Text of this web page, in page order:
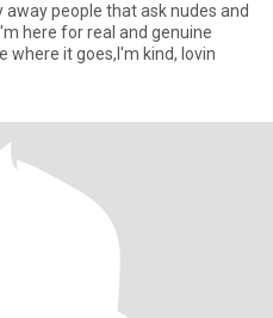
people that ask nudes and
here for real and genuine
where it goes,I'm kind, lovin